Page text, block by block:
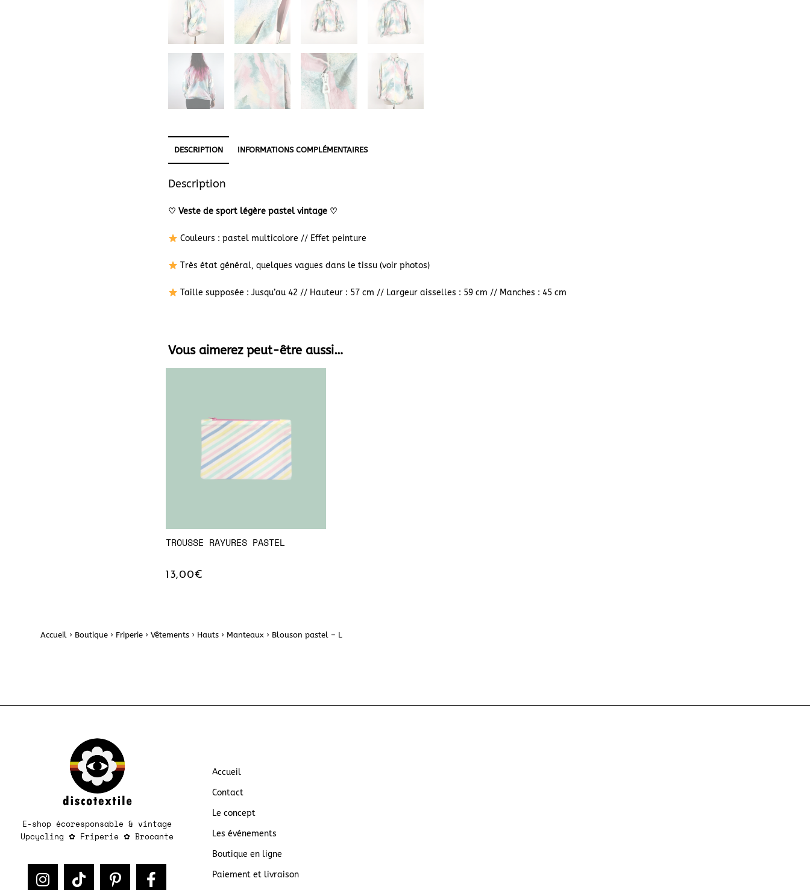
DESCRIPTION INFORMATIONS COMPLÉMENTAIRES
Description
♡ Veste de sport légère pastel vintage ♡
Couleurs : pastel multicolore // Effet peinture
Très état général, quelques vagues dans le tissu (voir photos)
Taille supposée : Jusqu’au 42 // Hauteur : 57 cm // Largeur aisselles : 59 cm // Manches : 45 cm
Vous aimerez peut-être aussi…
TROUSSE RAYURES PASTEL
13,00€
Accueil › Boutique › Friperie › Vêtements › Hauts › Manteaux › Blouson pastel – L
E-shop écoresponsable & vintage
Upcycling ✿ Friperie ✿ Brocante​​
Accueil
Contact
Le concept
Les événements
Boutique en ligne
Paiement et livraison